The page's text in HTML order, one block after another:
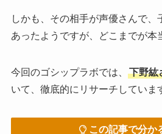
しかも、その相手が声優さんで、
あったようですが、どこまでが本
今回のゴシップラボでは、 下野紘
いて、徹底的にリサーチしていま
この記事で分